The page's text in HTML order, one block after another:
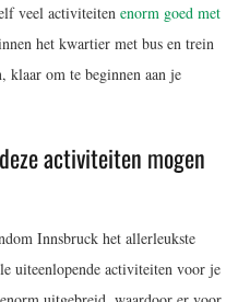
veel activiteiten enorm goed met
het kwartier met bus en trein
klaar om te beginnen aan je
activiteiten mogen
Innsbruck het allerleukste
uiteenlopende activiteiten voor je